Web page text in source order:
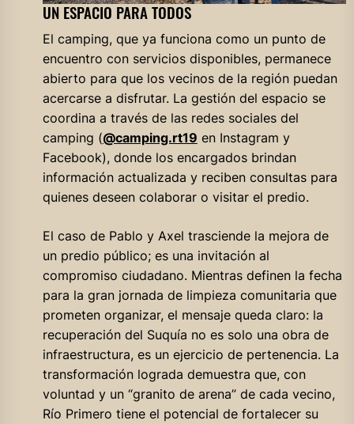
UN ESPACIO PARA TODOS
El camping, que ya funciona como un punto de
encuentro con servicios disponibles, permanece
abierto para que los vecinos de la región puedan
acercarse a disfrutar. La gestión del espacio se
coordina a través de las redes sociales del
camping (@camping.rt19 en Instagram y
Facebook), donde los encargados brindan
información actualizada y reciben consultas para
quienes deseen colaborar o visitar el predio.
El caso de Pablo y Axel trasciende la mejora de
un predio público; es una invitación al
compromiso ciudadano. Mientras definen la fecha
para la gran jornada de limpieza comunitaria que
prometen organizar, el mensaje queda claro: la
recuperación del Suquía no es solo una obra de
infraestructura, es un ejercicio de pertenencia. La
transformación lograda demuestra que, con
voluntad y un “granito de arena” de cada vecino,
Río Primero tiene el potencial de fortalecer su